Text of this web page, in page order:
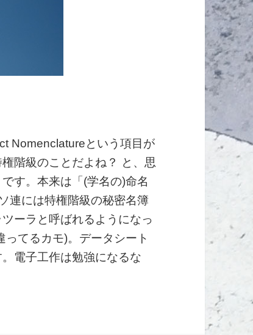
Nomenclatureという項目が
階級のことだよね？ と、思
す。本来は「(学名の)命名
連には特権階級の秘密名簿
ーラと呼ばれるようになっ
てるカモ)。データシート
電子工作は勉強になるな